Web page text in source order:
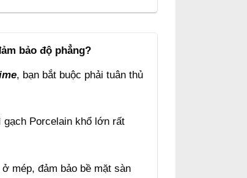
bảo độ phẳng?
, bạn bắt buộc phải tuân thủ
Porcelain khổ lớn rất
mép, đảm bảo bề mặt sàn